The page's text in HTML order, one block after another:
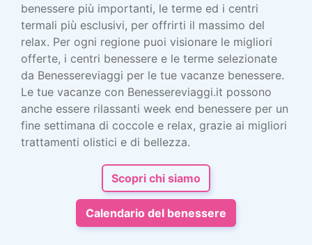
benessere più importanti, le terme ed i centri
termali più esclusivi, per offrirti il massimo del
relax. Per ogni regione puoi visionare le migliori
offerte, i centri benessere e le terme selezionate
da Benessereviaggi per le tue vacanze benessere.
Le tue vacanze con Benessereviaggi.it possono
anche essere rilassanti week end benessere per un
fine settimana di coccole e relax, grazie ai migliori
trattamenti olistici e di bellezza.
Scopri chi siamo
Calendario del benessere